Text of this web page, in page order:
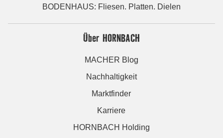
BODENHAUS: Fliesen. Platten. Dielen
Über HORNBACH
MACHER Blog
Nachhaltigkeit
Marktfinder
Karriere
HORNBACH Holding